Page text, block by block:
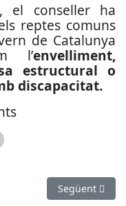
el conseller ha
reptes comuns
de Catalunya
l’envelliment,
estructural o
discapacitat.
el transport urbà de
Article
Següent